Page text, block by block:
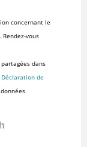
concernant le
vous
dans
Déclaration de